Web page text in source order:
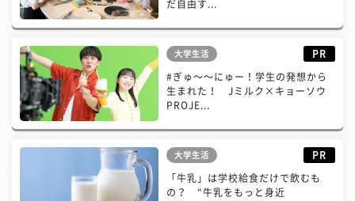
だ自由す...
大学生活 PR
#ぎゅ〜〜にゅー！学生の発想から
生まれた！ Jミルク×キョーソウ
PROJE...
大学生活 PR
「牛乳」は学校給食だけで飲むも
の？ “牛乳をもっと身近